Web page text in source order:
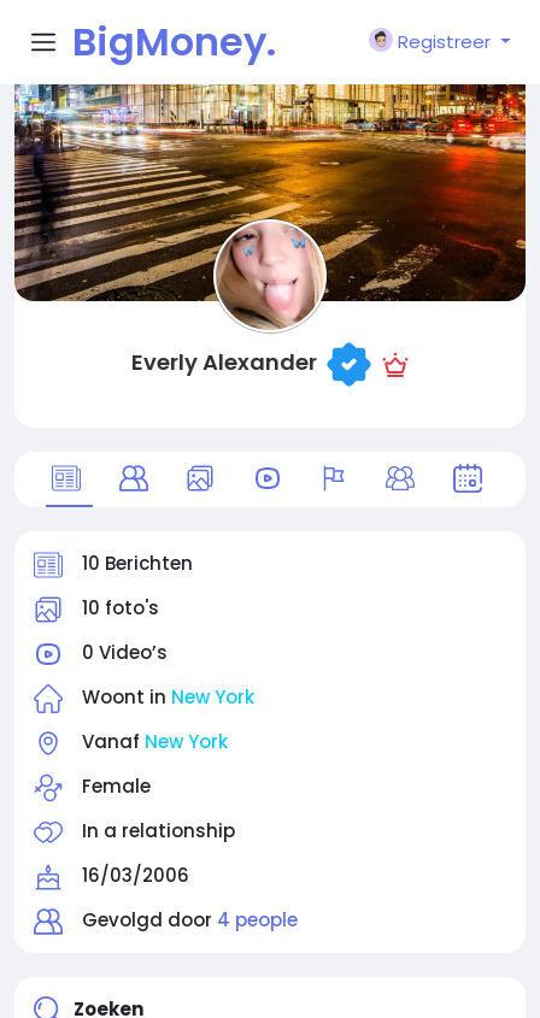
BigMoney.
VIP
Registreer
Everly Alexander
10 Berichten
10 foto's
0 Video’s
Woont in New York
Vanaf New York
Female
In a relationship
16/03/2006
Gevolgd door 4 people
Zoeken